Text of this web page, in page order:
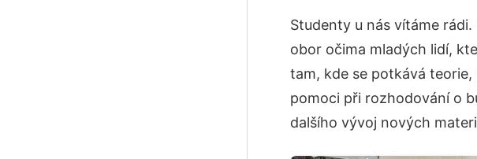
Studenty u nás vítáme
obor očima mladých lidí,
tam, kde se potkává
pomoci při rozhodování o
dalšího vývoj nových